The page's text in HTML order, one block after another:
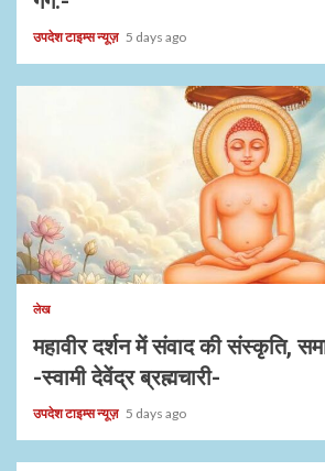
उपदेश टाइम्स न्यूज़ 5 days ago
1 min read
लेख
महावीर दर्शन में संवाद की संस्कृति,
-स्वामी देवेंद्र ब्रह्मचारी-
उपदेश टाइम्स न्यूज़ 5 days ago